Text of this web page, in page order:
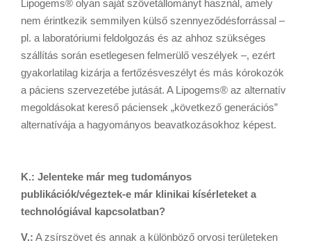
Lipogems® olyan saját szövetállományt használ, amely
nem érintkezik semmilyen külső szennyeződésforrással –
pl. a laboratóriumi feldolgozás és az ahhoz szükséges
szállítás során esetlegesen felmerülő veszélyek –, ezért
gyakorlatilag kizárja a fertőzésveszélyt és más kórokozók
a páciens szervezetébe jutását. A Lipogems® az alternatív
megoldásokat kereső páciensek „következő generációs”
alternatívája a hagyományos beavatkozásokhoz képest.
K.: Jelentek­e már meg tudományos
publikációk/végeztek-e már klinikai kísérleteket a
technológiával kapcsolatban?
V.: A zsírszövet és annak a különböző orvosi területeken